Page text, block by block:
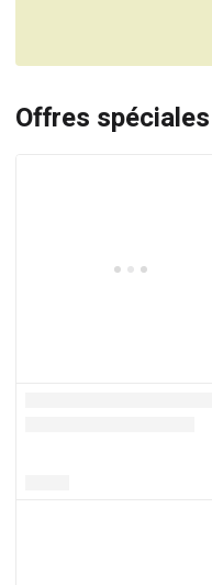
Offres spéciales